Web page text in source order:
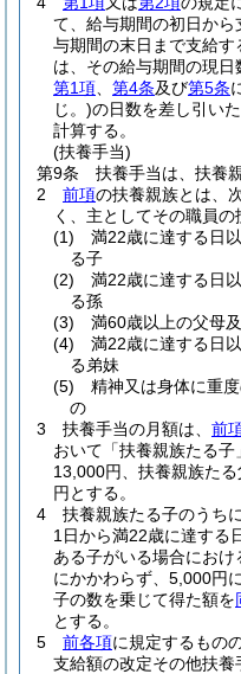
て、給与期間の初日か
与期間の末日まで支給
は、その給与期間の現日
第1項
第4条及び第5条
じ。)の日数を差し引い
計算する。
(扶養手当)
第9条
扶養手当は、扶養
2
前項の扶養親族とは、
く、主としてその職員の
(1)
満22歳に達する日
る子
(2)
満22歳に達する日
る孫
(3)
満60歳以上の父母
(4)
満22歳に達する日
る弟妹
(5)
精神又は身体に重
の
3
扶養手当の月額は、 前
おいて「扶養親族たる子
13,000円、扶養親族た
円とする。
4
扶養親族たる子のうち
1日から満22歳に達する
ある子がいる場合におけ
にかかわらず、5,000円
子の数を乗じて得た額を
とする。
5
前各項に規定するもの
支給額の改定その他扶養